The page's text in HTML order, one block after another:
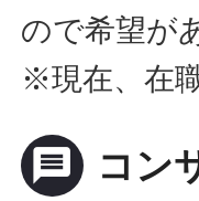
ので希望が
※現在、在
message コン